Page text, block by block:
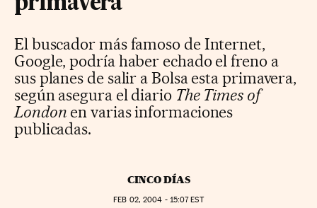
El buscador más famoso de Internet,
Google, podría haber echado el freno a
sus planes de salir a Bolsa esta primavera,
según asegura el diario The Times of
London en varias informaciones
publicadas.
CINCO DÍAS
FEB 02, 2004 - 15:07EST